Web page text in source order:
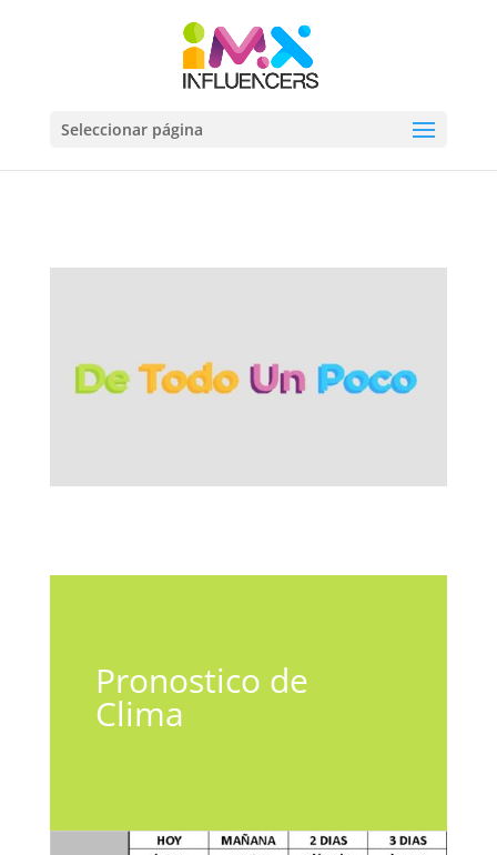
Seleccionar página
Pronostico de
Clima